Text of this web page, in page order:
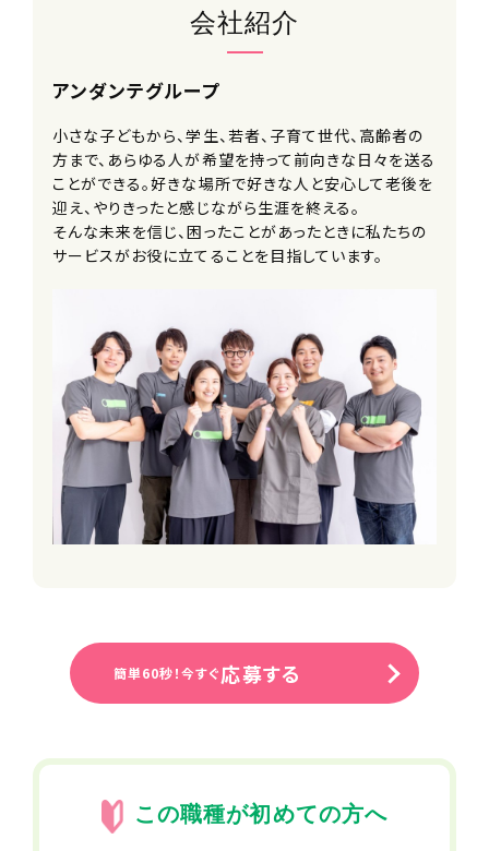
9:00～18:00（休憩60分）
1ヶ月単位の変形労働時間制
週平均想定労働時間：32時間
※残業はほとんどありません。
い。
待遇・福利厚生
■入社祝い金
■交通費別途支給（上限30,000円/
月）
車場無）
■給与改定年2回
■神奈川県外への転勤なし
■副業可
■各種研修制度
■資格取得支援制度
■キャリアコース選択制度
■メンター制度
■社内留学制度
※個々の生活スタイルややりたいことに
合わせて転籍できます
■コミュニケーション費補助
■社員紹介制度
■家族利用手当
■永年勤続手当
会社紹介
アンダンテグループ
小さな子どもから、学生、若者、子育て世代、高齢者の
方まで、あらゆる人が希望を持って前向きな日々を送る
ことができる。好きな場所で好きな人と安心して老後を
迎え、やりきったと感じながら生涯を終える。
そんな未来を信じ、困ったことがあったときに私たちの
サービスがお役に立てることを目指しています。
簡単60秒！今すぐ応募する
この職種が初めての方へ